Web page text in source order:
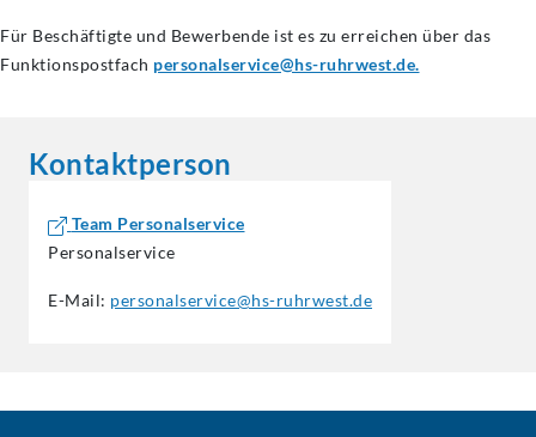
Für Beschäftigte und Bewerbende ist es zu erreichen über das
Funktionspostfach personalservice@hs-ruhrwest.de.
Kontaktperson
Team Personalservice
Personalservice
E-Mail: personalservice@hs-ruhrwest.de